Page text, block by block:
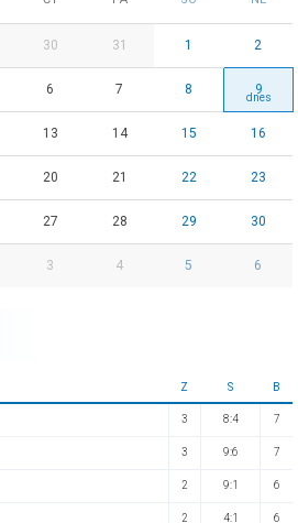
30 31 1 2
6 7 8 9
13 14 15 16
20 21 22 23
27 28 29 30
3 4 5 6
Z S B
3 8:4 7
3 9:6 7
2 9:1 6
2 4:1 6